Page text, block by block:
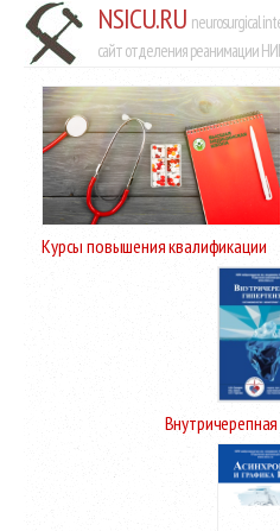
NSICU.RU neurosurgical
сайт отделения реанимации
Курсы повышения квалификации